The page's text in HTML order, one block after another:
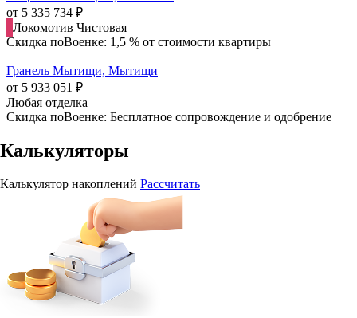
от 5 335 734 ₽
Локомотив Чистовая
Скидка поВоенке: 1,5 % от стоимости квартиры
Гранель Мытищи, Мытищи
от 5 933 051 ₽
Любая отделка
Скидка поВоенке: Бесплатное сопровождение и одобрение
Калькуляторы
Калькулятор накоплений Рассчитать